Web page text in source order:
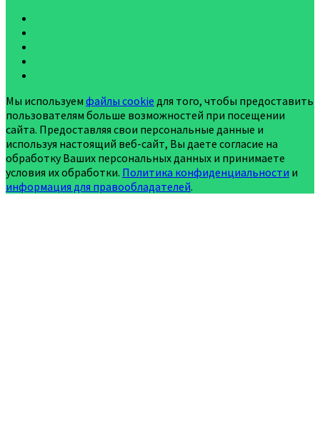
Мы используем файлы cookie для того, чтобы предоставить
пользователям больше возможностей при посещении
сайта. Предоставляя свои персональные данные и
используя настоящий веб-сайт, Вы даете согласие на
обработку Ваших персональных данных и принимаете
условия их обработки. Политика конфиденциальности и
информация для правообладателей.